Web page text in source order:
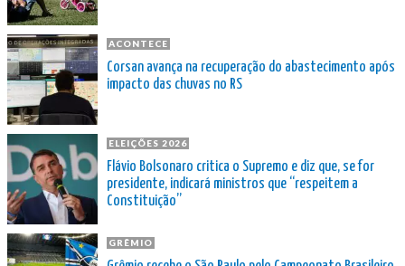
ACONTECE
Corsan avança na recuperação do abastecimento após
impacto das chuvas no RS
ELEIÇÕES 2026
Flávio Bolsonaro critica o Supremo e diz que, se for
presidente, indicará ministros que “respeitem a
Constituição”
GRÊMIO